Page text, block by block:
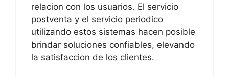
relacion con los usuarios. El servicio
postventa y el servicio periodico
utilizando estos sistemas hacen posible
brindar soluciones confiables, elevando
la satisfaccion de los clientes.